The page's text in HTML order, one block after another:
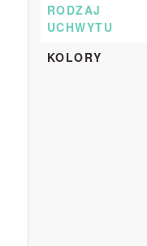
RODZAJ
UCHWYTU
KOLORY